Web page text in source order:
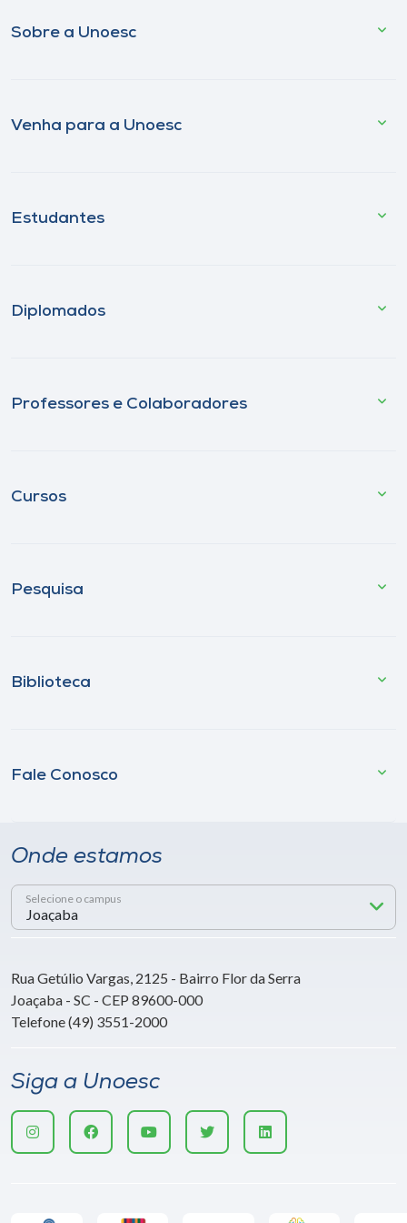
Sobre a Unoesc
Venha para a Unoesc
Estudantes
Diplomados
Professores e Colaboradores
Cursos
Pesquisa
Biblioteca
Fale Conosco
Onde estamos
Selecione o campus
Rua Getúlio Vargas, 2125 - Bairro Flor da Serra
Joaçaba - SC - CEP 89600-000
Telefone (49) 3551-2000
Siga a Unoesc